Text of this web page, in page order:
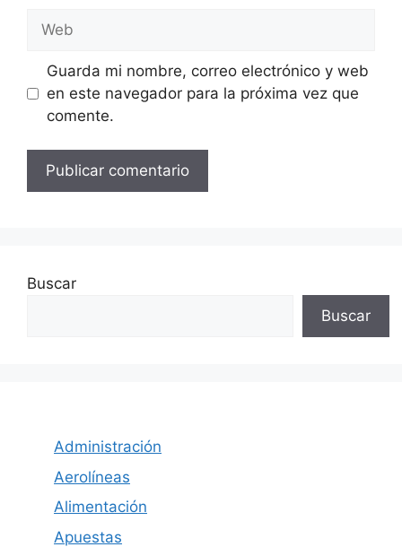
Guarda mi nombre, correo electrónico y web
en este navegador para la próxima vez que
comente.
Buscar
Buscar
Administración
Aerolíneas
Alimentación
Apuestas